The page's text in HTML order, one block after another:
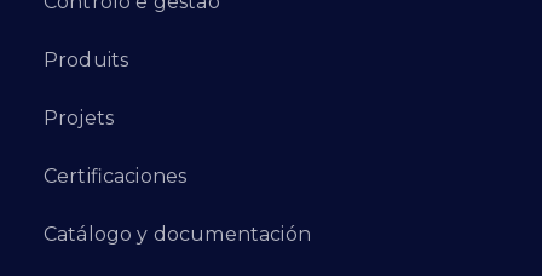
Produits
Projets
Certificaciones
Catálogo y documentación